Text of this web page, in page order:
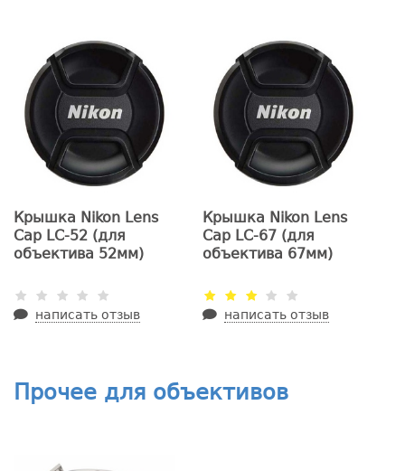
Крышка Nikon Lens
Cap LC-52 (для
объектива 52мм)
написать отзыв
Крышка Nikon Lens
Cap LC-67 (для
объектива 67мм)
написать отзыв
Прочее для объективов